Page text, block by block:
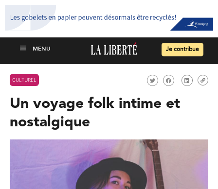
Je contribue
CULTUREL
Un voyage folk intime et
nostalgique